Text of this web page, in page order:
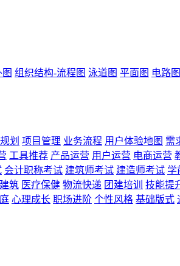
组织结构-流程图 泳道图 平面图 电路图
划 项目管理 业务流程 用户体验地图 需
工具推荐 产品运营 用户运营 电商运营
会计职称考试 建筑师考试 建造师考试 学
筑 医疗保健 物流快递 团建培训 技能提
心理成长 职场进阶 个性风格 基础版式